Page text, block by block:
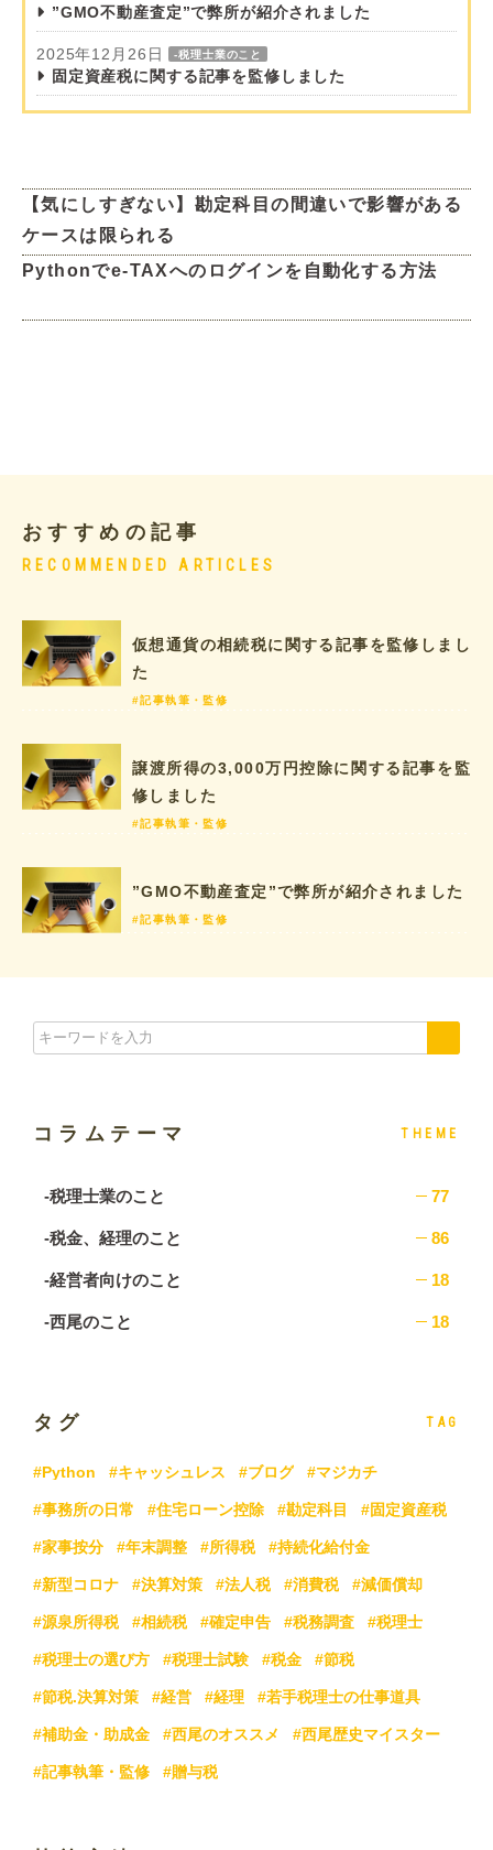
”GMO不動産査定”で弊所が紹介されました
2025年12月26日 -税理士業のこと
固定資産税に関する記事を監修しました
【気にしすぎない】勘定科目の間違いで影響がある
ケースは限られる
Pythonでe-TAXへのログインを自動化する方法
おすすめの記事
RECOMMENDED ARTICLES
仮想通貨の相続税に関する記事を監修しまし
た
#記事執筆・監修
譲渡所得の3,000万円控除に関する記事を監
修しました
#記事執筆・監修
”GMO不動産査定”で弊所が紹介されました
#記事執筆・監修
コラムテーマ THEME
-税理士業のこと 77
-税金、経理のこと 86
-経営者向けのこと 18
-西尾のこと 18
タグ TAG
#Python #キャッシュレス #ブログ #マジカチ
#事務所の日常 #住宅ローン控除 #勘定科目 #固定資産税
#家事按分 #年末調整 #所得税 #持続化給付金
#新型コロナ #決算対策 #法人税 #消費税 #減価償却
#源泉所得税 #相続税 #確定申告 #税務調査 #税理士
#税理士の選び方 #税理士試験 #税金 #節税
#節税.決算対策 #経営 #経理 #若手税理士の仕事道具
#補助金・助成金 #西尾のオススメ #西尾歴史マイスター
#記事執筆・監修 #贈与税